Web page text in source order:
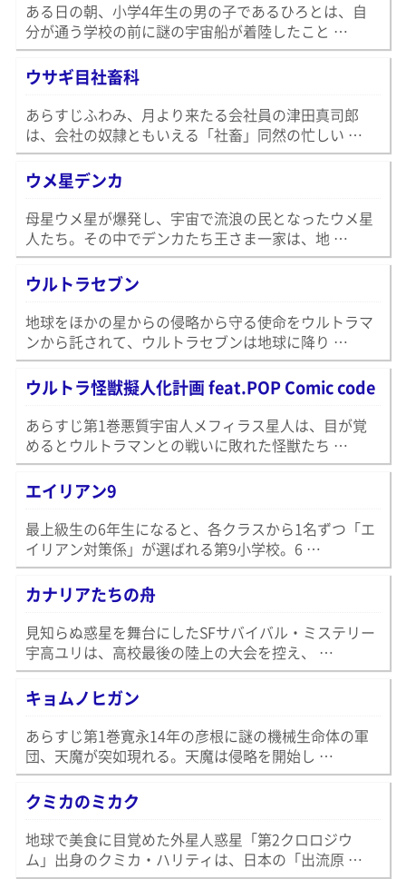
ある日の朝、小学4年生の男の子であるひろとは、自
分が通う学校の前に謎の宇宙船が着陸したこと …
ウサギ目社畜科
あらすじふわみ、月より来たる会社員の津田真司郎
は、会社の奴隷ともいえる「社畜」同然の忙しい …
ウメ星デンカ
母星ウメ星が爆発し、宇宙で流浪の民となったウメ星
人たち。その中でデンカたち王さま一家は、地 …
ウルトラセブン
地球をほかの星からの侵略から守る使命をウルトラマ
ンから託されて、ウルトラセブンは地球に降り …
ウルトラ怪獣擬人化計画 feat.POP Comic code
あらすじ第1巻悪質宇宙人メフィラス星人は、目が覚
めるとウルトラマンとの戦いに敗れた怪獣たち …
エイリアン9
最上級生の6年生になると、各クラスから1名ずつ「エ
イリアン対策係」が選ばれる第9小学校。6 …
カナリアたちの舟
見知らぬ惑星を舞台にしたSFサバイバル・ミステリー
宇高ユリは、高校最後の陸上の大会を控え、 …
キョムノヒガン
あらすじ第1巻寛永14年の彦根に謎の機械生命体の軍
団、天魔が突如現れる。天魔は侵略を開始し …
クミカのミカク
地球で美食に目覚めた外星人惑星「第2クロロジウ
ム」出身のクミカ・ハリティは、日本の「出流原 …